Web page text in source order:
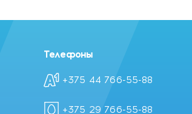
Телефоны
+375 44 766-55-88
+375 29 766-55-88